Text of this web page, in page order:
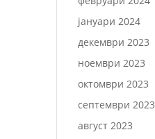
јануари 2024
декември 2023
ноември 2023
октомври 2023
септември 2023
август 2023